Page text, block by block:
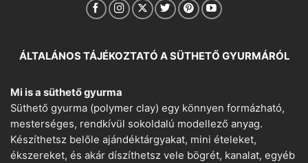
ÁLTALÁNOS TÁJÉKOZTATÓ A SÜTHETŐ GYURMÁRÓL
Mi is a süthető gyurma
Süthető gyurma (polymer clay) egy könnyen formázható,
mesterséges, rendkívül sokoldalú modellező anyag.
Készíthetsz belőle ajándéktárgyakat, mini ételeket,
ékszereket, és akár díszíthetsz vele bögrét, kanalat, egyéb